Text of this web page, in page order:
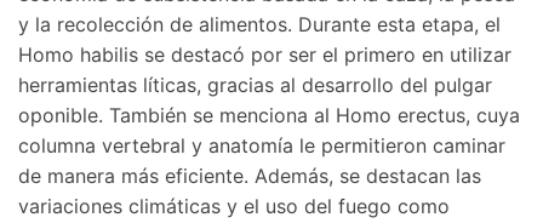
y la recolección de alimentos. Durante esta etapa, el
Homo habilis se destacó por ser el primero en utilizar
herramientas líticas, gracias al desarrollo del pulgar
oponible. También se menciona al Homo erectus, cuya
columna vertebral y anatomía le permitieron caminar
de manera más eficiente. Además, se destacan las
variaciones climáticas y el uso del fuego como